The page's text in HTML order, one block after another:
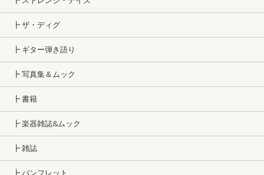
┣ ザ・ディグ
┣ ギター弾き語り
┣ 写真集＆ムック
┣ 書籍
┣ 楽器雑誌&ムック
┣ 雑誌
┣ パンフレット